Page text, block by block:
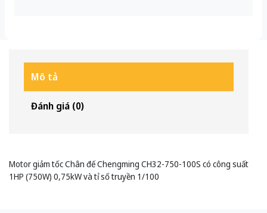
Mô tả
Đánh giá (0)
Motor giảm tốc Chân đế Chengming CH32-750-100S có công suất
1HP (750W) 0,75kW và tỉ số truyền 1/100